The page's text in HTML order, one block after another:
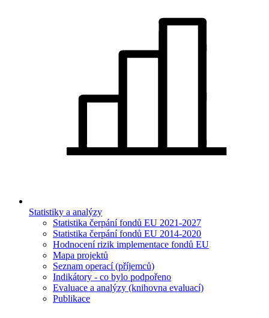
Statistiky a analýzy
Statistika čerpání fondů EU 2021-2027
Statistika čerpání fondů EU 2014-2020
Hodnocení rizik implementace fondů EU
Mapa projektů
Seznam operací (příjemců)
Indikátory - co bylo podpořeno
Evaluace a analýzy (knihovna evaluací)
Publikace